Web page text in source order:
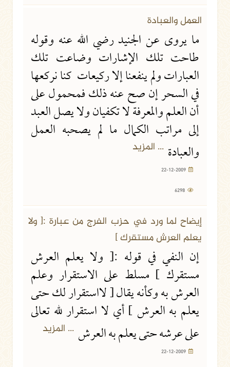
العمل والعبادة
ما يروى عن الجنيد رضي الله عنه وقوله
طاحت تلك الإشارات وضاعت تلك
العبارات ولم ينفعنا إلا ركيعات كنا نركعها
في السحر إن صح عنه ذلك فمحمول على
أن العلم والمعرفة لا تكفيان ولا يصل العبد
إلى مراتب الكمال ما لم يصحبه العمل
والعبادة ... المزيد
إيضاح لما ورد في حزب الفرج من عبارة :[ ولا
يعلم العرش مستقرك ]
إن النفي في قوله :[ ولا يعلم العرش
مستقرك ] مسلط على الاستقرار وعلم
العرش به وكأنه يقال [ لااستقرار لك حتى
يعلم به العرش ] أي لا استقرار لله تعالى
على عرشه حتى يعلم به العرش ... المزيد